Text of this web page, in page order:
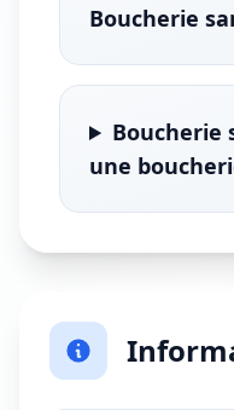
Boucherie
Boucherie
une